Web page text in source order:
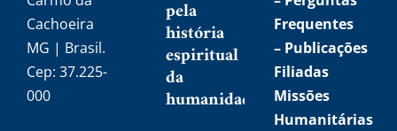
Cachoeira
MG | Brasil.
Cep: 37.225-
000
pela
história
espiritual
da
humanidade
Frequentes
– Publicações
Filiadas
Missões
Humanitárias